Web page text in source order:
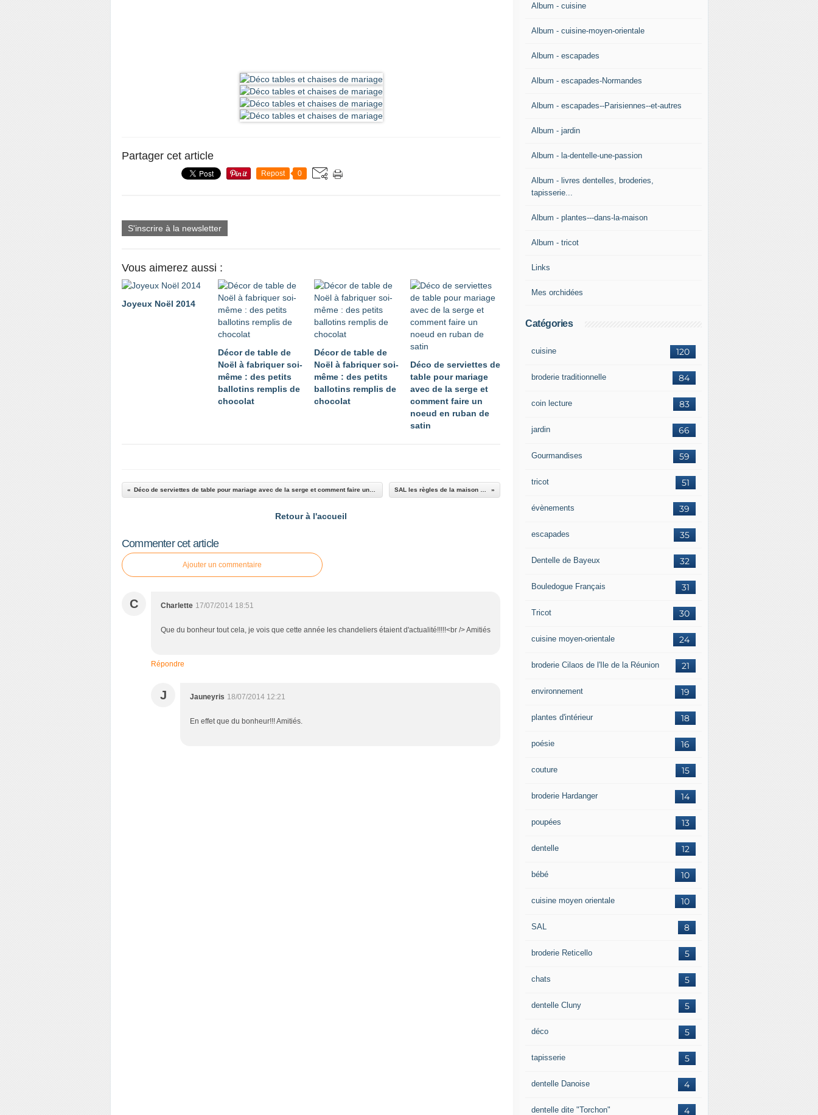
Partager cet article
Repost 0
S'inscrire à la newsletter
Vous aimerez aussi :
Joyeux Noël 2014
Décor de table de
Noël à fabriquer soi-
même : des petits
ballotins remplis de
chocolat
Décor de table de
Noël à fabriquer soi-
même : des petits
ballotins remplis de
chocolat
Déco de serviettes de
table pour mariage
avec de la serge et
comment faire un
noeud en ruban de
satin
Retour à l'accueil
Commenter cet article
Ajouter un commentaire
C Charlette 17/07/2014 18:51
Que du bonheur tout cela, je vois que cette année les chandeliers étaient d'actualité!!!!!<br /> Amitiés
Répondre
J Jauneyris 18/07/2014 12:21
En effet que du bonheur!!! Amitiés.
Album - cuisine
Album - cuisine-moyen-orientale
Album - escapades
Album - escapades-Normandes
Album - escapades--Parisiennes--et-autres
Album - jardin
Album - la-dentelle-une-passion
Album - livres dentelles, broderies,
tapisserie...
Album - plantes---dans-la-maison
Album - tricot
Links
Mes orchidées
Catégories
120
cuisine
84
broderie traditionnelle
83
coin lecture
66
jardin
59
Gourmandises
51
tricot
39
évènements
35
escapades
32
Dentelle de Bayeux
31
Bouledogue Français
30
Tricot
24
cuisine moyen-orientale
21
broderie Cilaos de l'Ile de la Réunion
19
environnement
18
plantes d'intérieur
16
poésie
15
couture
14
broderie Hardanger
13
poupées
12
dentelle
10
bébé
10
cuisine moyen orientale
8
SAL
5
broderie Reticello
5
chats
5
dentelle Cluny
5
déco
5
tapisserie
4
dentelle Danoise
4
dentelle dite "Torchon"